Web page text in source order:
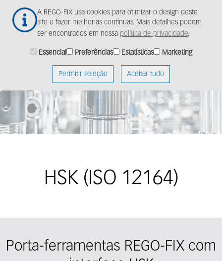
A REGO-FIX usa cookies para otimizar o design deste
site e fazer melhorias contínuas. Mais detalhes podem
ser encontrados em nossa política de privacidade.
Essencial Preferências Estatísticas Marketing
Permitir seleção Aceitar tudo
para
HSK (ISO 12164)
Porta-ferramentas REGO-FIX com